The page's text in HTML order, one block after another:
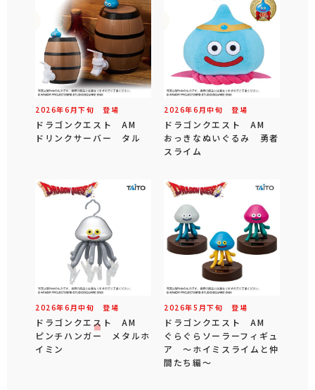
2026年6 月下旬 登場
ドラゴンクエスト AM
ドリンクサーバー タル
2026年6 月中旬 登場
ドラゴンクエスト AM
おっきなぬいぐるみ 勇者
スライム
2026年6 月中旬 登場
ドラゴンクエスト AM
ピンチハンガー メタルホ
イミン
2026年5 月下旬 登場
ドラゴンクエスト AM
ぐらぐらソーラーフィギュ
ア ～ホイミスライムと仲
間たち編～